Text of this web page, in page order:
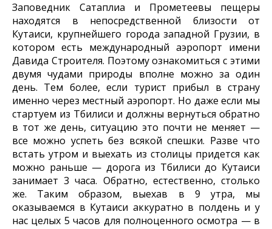
Заповедник Сатаплиа и Прометеевы пещеры
находятся в непосредственной близости от
Кутаиси, крупнейшего города западной Грузии, в
котором есть международный аэропорт имени
Давида Строителя. Поэтому ознакомиться с этими
двумя чудами природы вполне можно за один
день. Тем более, если турист прибыл в страну
именно через местный аэропорт. Но даже если мы
стартуем из Тбилиси и должны вернуться обратно
в тот же день, ситуацию это почти не меняет —
все можно успеть без всякой спешки. Разве что
встать утром и выехать из столицы придется как
можно раньше — дорога из Тбилиси до Кутаиси
занимает 3 часа. Обратно, естественно, столько
же. Таким образом, выехав в 9 утра, мы
оказываемся в Кутаиси аккуратно в полдень и у
нас целых 5 часов для полноценного осмотра — в